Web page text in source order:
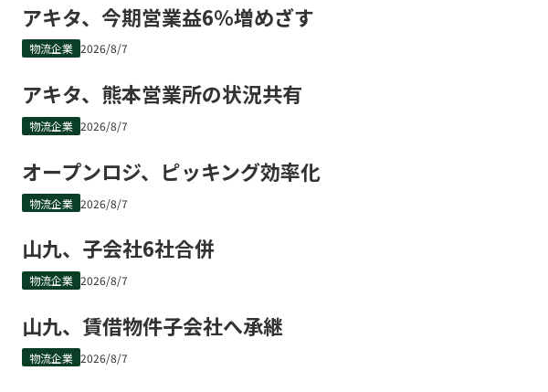
アキタ、今期営業益6％増めざす
物流企業 2026/8/7
アキタ、熊本営業所の状況共有
物流企業 2026/8/7
オープンロジ、ピッキング効率化
物流企業 2026/8/7
山九、子会社6社合併
物流企業 2026/8/7
山九、賃借物件子会社へ承継
物流企業 2026/8/7